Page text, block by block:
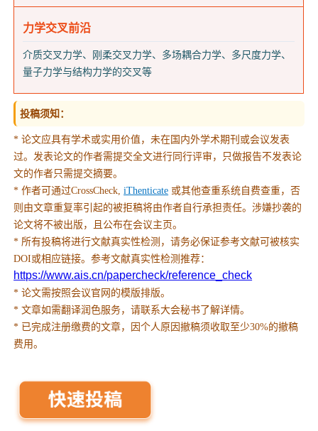
力学交叉前沿
介质交叉力学、刚柔交叉力学、多场耦合力学、多尺度力学、
量子力学与结构力学的交叉等
投稿须知：
* 论文应具有学术或实用价值，未在国内外学术期刊或会议发表
过。发表论文的作者需提交全文进行同行评审，只做报告不发表论
文的作者只需提交摘要。
* 作者可通过CrossCheck,iThenticate 或其他查重系统自费查重，否
则由文章重复率引起的被拒稿将由作者自行承担责任。涉嫌抄袭的
论文将不被出版，且公布在会议主页。
* 所有投稿将进行文献真实性检测，请务必保证参考文献可被核实
DOI或相应链接。参考文献真实性检测推荐：
https://www.ais.cn/papercheck/reference_check
* 论文需按照会议官网的模版排版。
* 文章如需翻译润色服务，请联系大会秘书了解详情。
* 已完成注册缴费的文章，因个人原因撤稿须收取至少30%的撤稿
费用。